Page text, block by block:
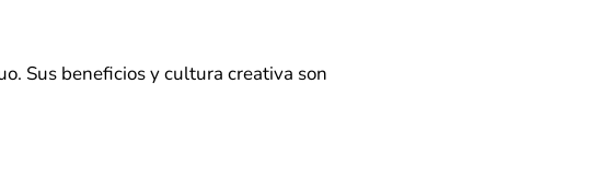
Sus beneficios y cultura creativa son